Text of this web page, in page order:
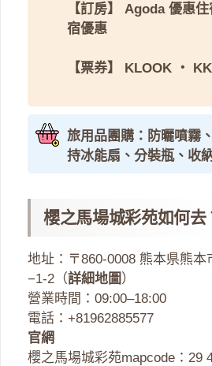
【訂房】 Agoda 優惠住
宿優惠
【票券】 KLOOK ・
旅用品團購：防曬噴霧
持冰能扇、分裝瓶、收
櫻之馬場城彩苑如何
地址：〒860-0008 熊本県熊本
−1-2（詳細地圖）
營業時間：09:00–18:00
電話：+81962885577
官網
櫻之馬場城彩苑mapcode：29